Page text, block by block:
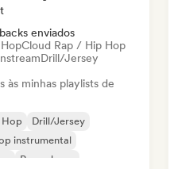
enviados
Cloud Rap / Hip Hop
Drill/Jersey
às minhas playlists de
Drill/Jersey
instrumental
Pop urbano